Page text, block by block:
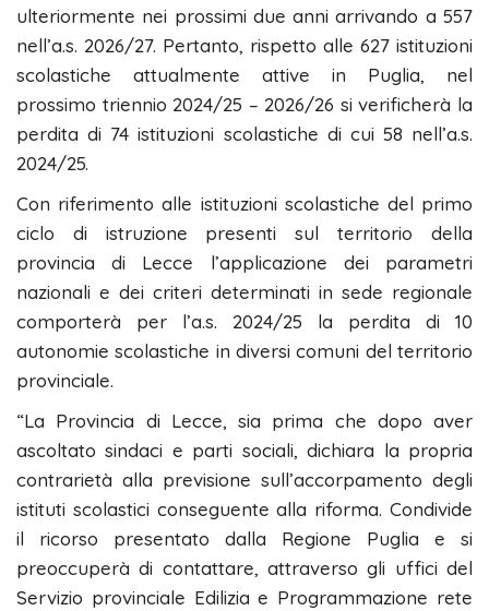
ulteriormente nei prossimi due anni arrivando a 557
nell’a.s. 2026/27. Pertanto, rispetto alle 627 istituzioni
scolastiche attualmente attive in Puglia, nel
prossimo triennio 2024/25 – 2026/26 si verificherà la
perdita di 74 istituzioni scolastiche di cui 58 nell’a.s.
2024/25.
Con riferimento alle istituzioni scolastiche del primo
ciclo di istruzione presenti sul territorio della
provincia di Lecce l’applicazione dei parametri
nazionali e dei criteri determinati in sede regionale
comporterà per l’a.s. 2024/25 la perdita di 10
autonomie scolastiche in diversi comuni del territorio
provinciale.
“La Provincia di Lecce, sia prima che dopo aver
ascoltato sindaci e parti sociali, dichiara la propria
contrarietà alla previsione sull’accorpamento degli
istituti scolastici conseguente alla riforma. Condivide
il ricorso presentato dalla Regione Puglia e si
preoccuperà di contattare, attraverso gli uffici del
Servizio provinciale Edilizia e Programmazione rete